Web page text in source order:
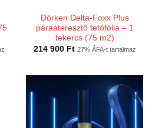
Dörken Delta-Foxx Plus
páraáteresztő tetőfólia – 1
tekercs (75 m2)
214 900 Ft 27% ÁFA-t tartalmaz